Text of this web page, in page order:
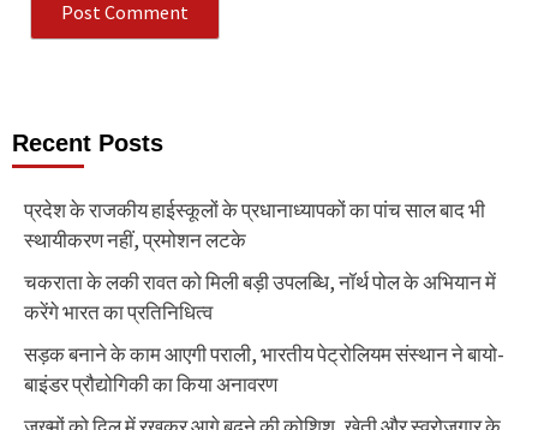
Recent Posts
प्रदेश के राजकीय हाईस्कूलों के प्रधानाध्यापकों का पांच साल बाद भी
स्थायीकरण नहीं, प्रमोशन लटके
चकराता के लकी रावत को मिली बड़ी उपलब्धि, नॉर्थ पोल के अभियान में
करेंगे भारत का प्रतिनिधित्व
सड़क बनाने के काम आएगी पराली, भारतीय पेट्रोलियम संस्थान ने बायो-
बाइंडर प्रौद्योगिकी का किया अनावरण